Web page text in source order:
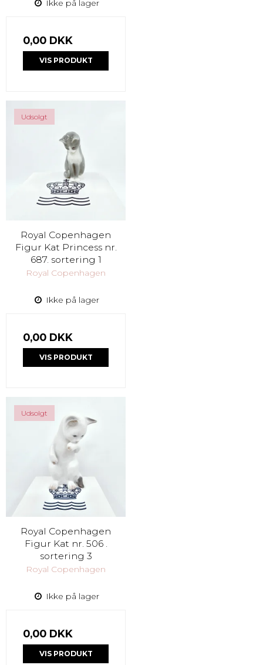
Ikke på lager
0,00 DKK
VIS PRODUKT
Udsolgt
Royal Copenhagen
Figur Kat Princess nr.
687. sortering 1
Royal Copenhagen
Ikke på lager
0,00 DKK
VIS PRODUKT
Udsolgt
Royal Copenhagen
Figur Kat nr. 506 .
sortering 3
Royal Copenhagen
Ikke på lager
0,00 DKK
VIS PRODUKT